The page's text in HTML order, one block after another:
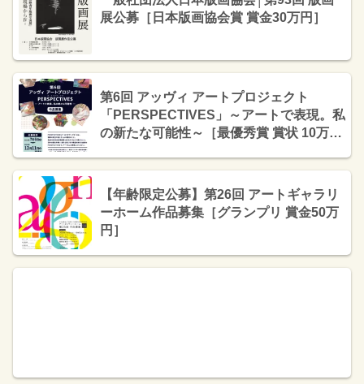
展公募［日本版画協会賞 賞金30万円］
第6回 アッヴィ アートプロジェクト
「PERSPECTIVES」～アートで表現。私
の新たな可能性～［最優秀賞 賞状 10万円
【年齢限定公募】第26回 アートギャラリ
ーホーム作品募集［グランプリ 賞金50万
円］